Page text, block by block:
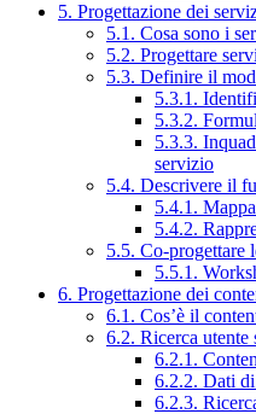
5. Progettazione dei
5.1. Cosa sono i
5.2. Progettare
5.3. Definire il
5.3.1.
5.3.2.
5.3.3.
servizio
5.4. Descrivere il
5.4.1.
5.4.2.
5.5. Co-progettare
5.5.1.
6. Progettazione dei
6.1. Cos’è il
6.2. Ricerca
6.2.1.
6.2.2. Dati
6.2.3.